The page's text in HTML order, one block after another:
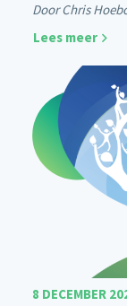
Door Chris
Lees meer
8 DECEMBER